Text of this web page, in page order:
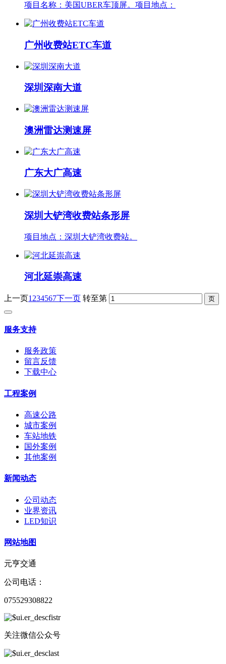
项目名称：美国UBER车顶屏。项目地点：
广州收费站ETC车道
深圳深南大道
澳洲雷达测速屏
广东大广高速
深圳大铲湾收费站条形屏
项目地点：深圳大铲湾收费站。
河北延崇高速
上一页1 234567下一页 转至第
服务支持
服务政策
留言反馈
下载中心
工程案例
高速公路
城市案例
车站地铁
国外案例
其他案例
新闻动态
公司动态
业界资讯
LED知识
网站地图
元亨交通
公司电话：
075529308822
关注微信公众号